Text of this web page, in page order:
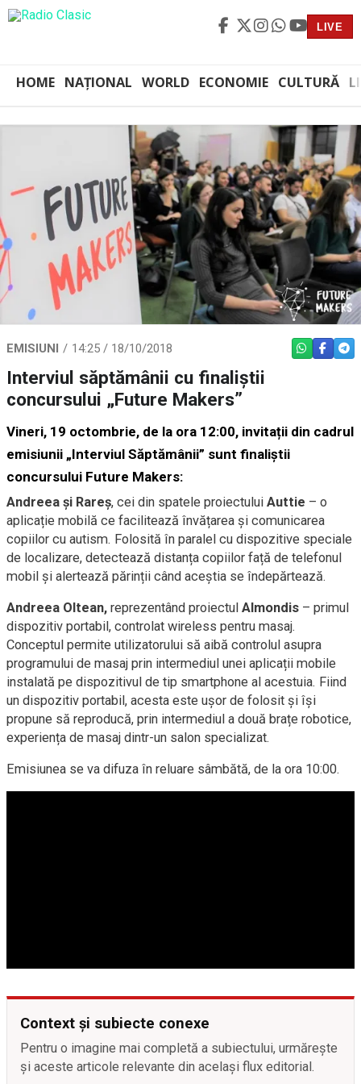
LIVE
HOME NAȚIONAL WORLD ECONOMIE CULTURĂ
EMISIUNI 14:25 / 18/10/2018 WHATSAPP
Interviul săptămânii cu finaliștii
concursului „Future Makers”
Vineri, 19 octombrie, de la ora 12:00, invitații din cadrul
emisiunii „Interviul Săptămânii” sunt finaliștii
concursului Future Makers:
Andreea și Rareș, cei din spatele proiectului Auttie – o
aplicație mobilă ce facilitează învățarea și comunicarea
copiilor cu autism. Folosită în paralel cu dispozitive speciale
de localizare, detectează distanța copiilor față de telefonul
mobil și alertează părinții când aceștia se îndepărtează.
Andreea Oltean, reprezentând proiectul Almondis – primul
dispozitiv portabil, controlat wireless pentru masaj.
Conceptul permite utilizatorului să aibă controlul asupra
programului de masaj prin intermediul unei aplicații mobile
instalată pe dispozitivul de tip smartphone al acestuia. Fiind
un dispozitiv portabil, acesta este ușor de folosit și își
propune să reproducă, prin intermediul a două brațe robotice,
experiența de masaj dintr-un salon specializat.
Emisiunea se va difuza în reluare sâmbătă, de la ora 10:00.
Context și subiecte conexe
Pentru o imagine mai completă a subiectului, urmărește
și aceste articole relevante din același flux editorial.